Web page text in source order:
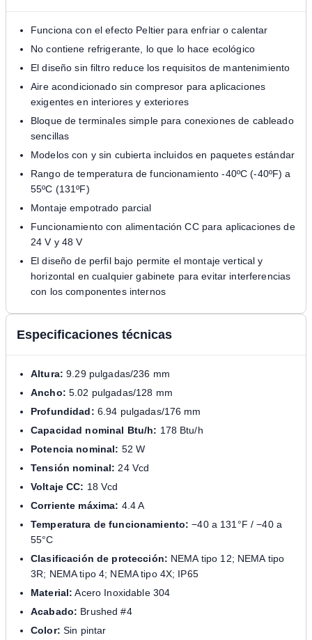
Funciona con el efecto Peltier para enfriar o calentar
No contiene refrigerante, lo que lo hace ecológico
El diseño sin filtro reduce los requisitos de mantenimiento
Aire acondicionado sin compresor para aplicaciones
exigentes en interiores y exteriores
Bloque de terminales simple para conexiones de cableado
sencillas
Modelos con y sin cubierta incluidos en paquetes estándar
Rango de temperatura de funcionamiento -40ºC (-40ºF) a
55ºC (131ºF)
Montaje empotrado parcial
Funcionamiento con alimentación CC para aplicaciones de
24 V y 48 V
El diseño de perfil bajo permite el montaje vertical y
horizontal en cualquier gabinete para evitar interferencias
con los componentes internos
Especificaciones técnicas
Altura: 9.29 pulgadas/236 mm
Ancho: 5.02 pulgadas/128 mm
Profundidad: 6.94 pulgadas/176 mm
Capacidad nominal Btu/h: 178 Btu/h
Potencia nominal: 52 W
Tensión nominal: 24 Vcd
Voltaje CC: 18 Vcd
Corriente máxima: 4.4 A
Temperatura de funcionamiento: −40 a 131°F / −40 a
55°C
Clasificación de protección: NEMA tipo 12; NEMA tipo
3R; NEMA tipo 4; NEMA tipo 4X; IP65
Material: Acero Inoxidable 304
Acabado: Brushed #4
Color: Sin pintar